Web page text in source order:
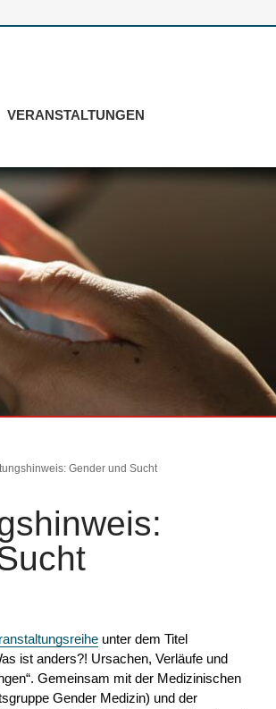
VERANSTALTUNGEN
Gender und Sucht
unter dem Titel
ist anders?! Ursachen, Verläufe und
Gemeinsam mit der Medizinischen
Gender Medizin) und der